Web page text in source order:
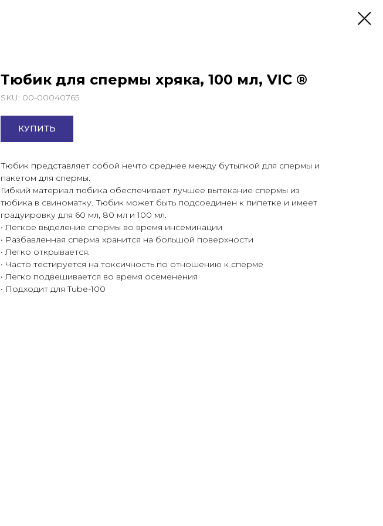
Тюбик для спермы хряка, 100 мл, VIC ®
SKU: 00-00040765
КУПИТЬ
Тюбик представляет собой нечто среднее между бутылкой для спермы и
пакетом для спермы.
Гибкий материал тюбика обеспечивает лучшее вытекание спермы из
тюбика в свиноматку. Тюбик может быть подсоединен к пипетке и имеет
градуировку для 60 мл, 80 мл и 100 мл.
• Легкое выделение спермы во время инсеминации
• Разбавленная сперма хранится на большой поверхности
• Легко открывается.
• Часто тестируется на токсичность по отношению к сперме
• Легко подвешивается во время осеменения
• Подходит для Tube-100